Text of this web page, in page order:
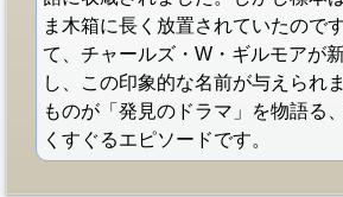
ま木箱に長く放置されていたので
て、チャールズ・W・ギルモアが
し、この印象的な名前が与えられ
ものが「発見のドラマ」を物語る
くすぐるエピソードです。